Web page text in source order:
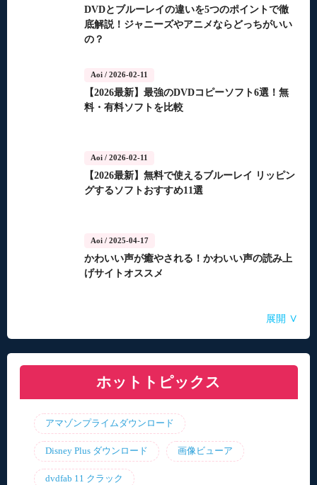
DVDとブルーレイの違いを5つのポイントで徹
底解説！ジャニーズやアニメならどっちがいい
の？
Aoi/ 2026-02-11
【2026最新】最強のDVDコピーソフト6選！無
料・有料ソフトを比較
Aoi/ 2026-02-11
【2026最新】無料で使えるブルーレイ リッピン
グするソフトおすすめ11選
Aoi/ 2025-04-17
かわいい声が癒やされる！かわいい声の読み上
げサイトオススメ
自動音声読み上げ無料ツールランキング！使い
やすさと機能を比較
【2026年最新】合成音声のフリーソフト・サイ
ト・アプリおすすめ7選！
【2026年更新】AI音声読み上げソフト・サイ
ト・アプリ8選！【無料】
【2026最新】TuneFabの使い方・評判・違法性
をご紹介！最優の代替品は？
【2026最新】ひまわり動画のダウンロード方法
展開 ∨
ホットトピックス
アマゾンプライムダウンロード
Disney Plus ダウンロード 画像ビューア
dvdfab 11 クラック